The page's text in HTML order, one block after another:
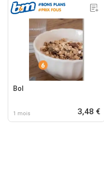
Bol
1 mois 3,48 €